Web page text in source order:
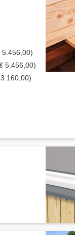
5.456,00)
5.456,00)